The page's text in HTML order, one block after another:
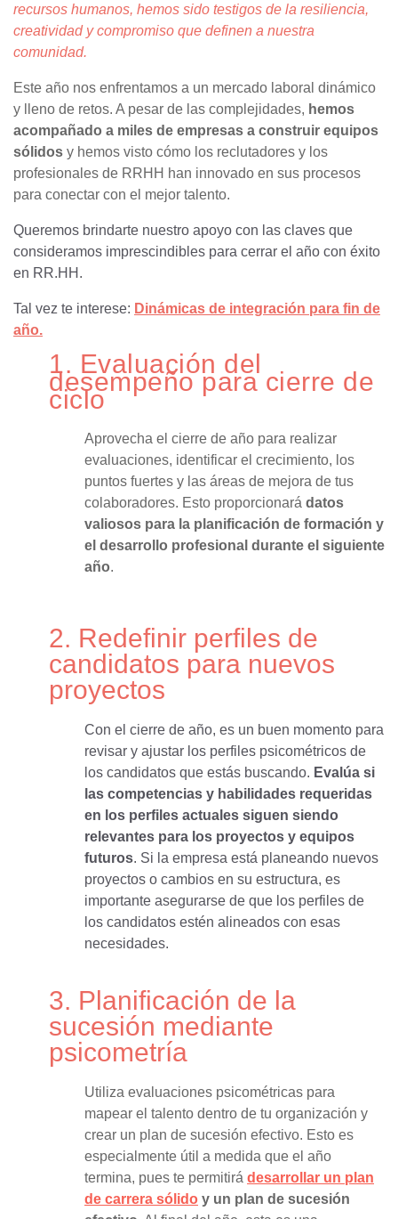
recursos humanos, hemos sido testigos de la resiliencia,
creatividad y compromiso que definen a nuestra
comunidad.
Este año nos enfrentamos a un mercado laboral dinámico
y lleno de retos. A pesar de las complejidades, hemos
acompañado a miles de empresas a construir equipos
sólidos y hemos visto cómo los reclutadores y los
profesionales de RRHH han innovado en sus procesos
para conectar con el mejor talento.
Queremos brindarte nuestro apoyo con las claves que
consideramos imprescindibles para cerrar el año con éxito
en RR.HH.
Tal vez te interese: Dinámicas de integración para fin de
año.
1. Evaluación del
desempeño para cierre de
ciclo
Aprovecha el cierre de año para realizar
evaluaciones, identificar el crecimiento, los
puntos fuertes y las áreas de mejora de tus
colaboradores. Esto proporcionará datos
valiosos para la planificación de formación y
el desarrollo profesional durante el siguiente
año.
2. Redefinir perfiles de
candidatos para nuevos
proyectos
Con el cierre de año, es un buen momento para
revisar y ajustar los perfiles psicométricos de
los candidatos que estás buscando. Evalúa si
las competencias y habilidades requeridas
en los perfiles actuales siguen siendo
relevantes para los proyectos y equipos
futuros. Si la empresa está planeando nuevos
proyectos o cambios en su estructura, es
importante asegurarse de que los perfiles de
los candidatos estén alineados con esas
necesidades.
3. Planificación de la
sucesión mediante
psicometría
Utiliza evaluaciones psicométricas para
mapear el talento dentro de tu organización y
crear un plan de sucesión efectivo. Esto es
especialmente útil a medida que el año
termina, pues te permitirá desarrollar un plan
de carrera sólido y un plan de sucesión